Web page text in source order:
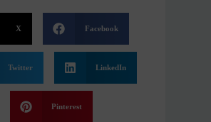
X Facebook
Twitter LinkedIn
Pinterest